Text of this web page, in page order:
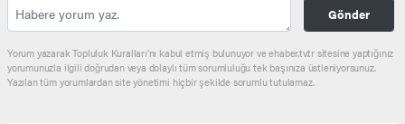
Gönder
Yorum yazarak Topluluk Kuralları’nı kabul etmiş bulunuyor ve ehaber.tv.tr sitesine yaptığınız
yorumunuzla ilgili doğrudan veya dolaylı tüm sorumluluğu tek başınıza üstleniyorsunuz.
Yazılan tüm yorumlardan site yönetimi hiçbir şekilde sorumlu tutulamaz.